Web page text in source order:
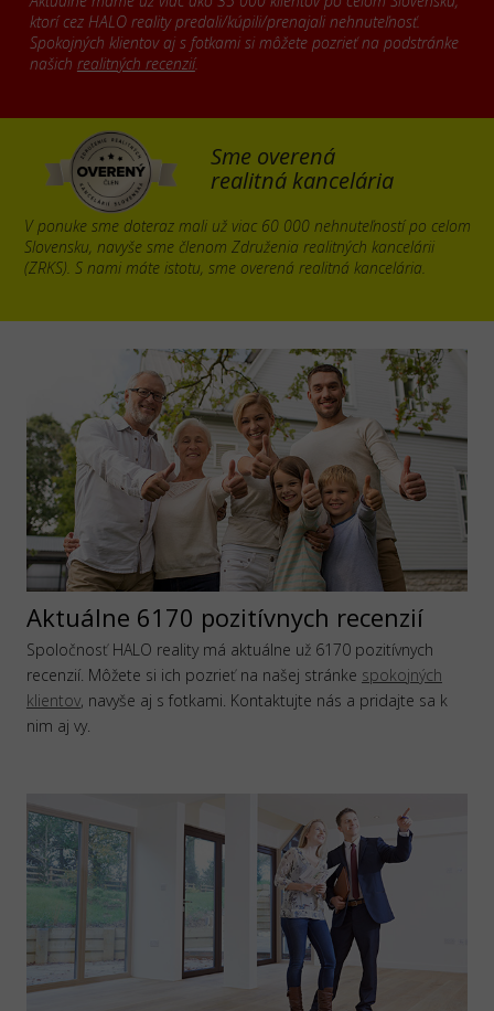
ktorí cez HALO reality predali/kúpili/prenajali nehnuteľnosť.
Spokojných klientov aj s fotkami si môžete pozrieť na podstránke
našich realitných recenzií.
Sme overená
realitná kancelária
V ponuke sme doteraz mali už viac 60 000 nehnuteľností po celom
Slovensku, navyše sme členom Združenia realitných kancelárii
(ZRKS). S nami máte istotu, sme overená realitná kancelária.
Aktuálne 6170 pozitívnych recenzií
Spoločnosť HALO reality má aktuálne už 6170 pozitívnych
recenzií. Môžete si ich pozrieť na našej stránke spokojných
klientov, navyše aj s fotkami. Kontaktujte nás a pridajte sa k
nim aj vy.